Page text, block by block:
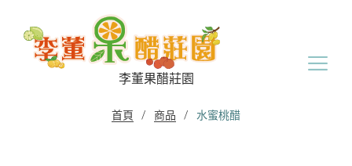
content
李董果醋莊園
首頁 / 商品 / 水蜜桃醋